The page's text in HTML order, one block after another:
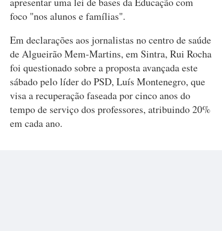
foco "nos alunos e famílias".
Em declarações aos jornalistas no centro de saúde
de Algueirão Mem-Martins, em Sintra, Rui Rocha
foi questionado sobre a proposta avançada este
sábado pelo líder do PSD, Luís Montenegro, que
visa a recuperação faseada por cinco anos do
tempo de serviço dos professores, atribuindo 20%
em cada ano.